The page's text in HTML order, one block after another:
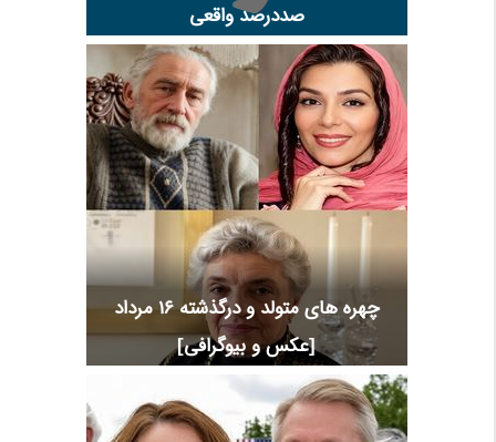
صددرصد واقعی
چهره های متولد و درگذشته 16 مرداد
[عکس و بیوگرافی]